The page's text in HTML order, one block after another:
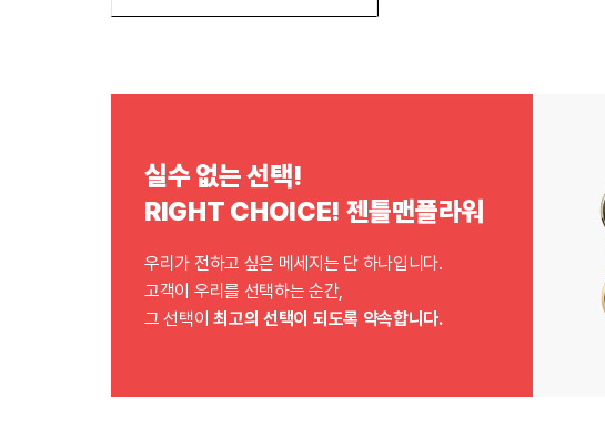
실수 없는 선택!
RIGHT CHOICE! 젠틀맨플라워
우리가 전하고 싶은 메세지는 단 하나입니다.
고객이 우리를 선택하는 순간,
그 선택이최고의 선택이 되도록 약속합니다.